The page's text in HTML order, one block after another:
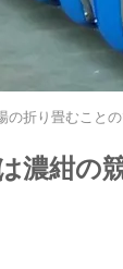
の折り畳むこと
濃紺の